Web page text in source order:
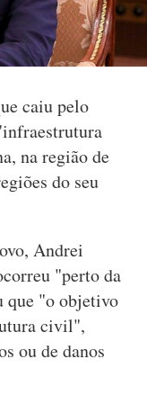
caiu pelo
na região de
do seu
Andrei
"perto da
que "o objetivo
civil",
ou de danos